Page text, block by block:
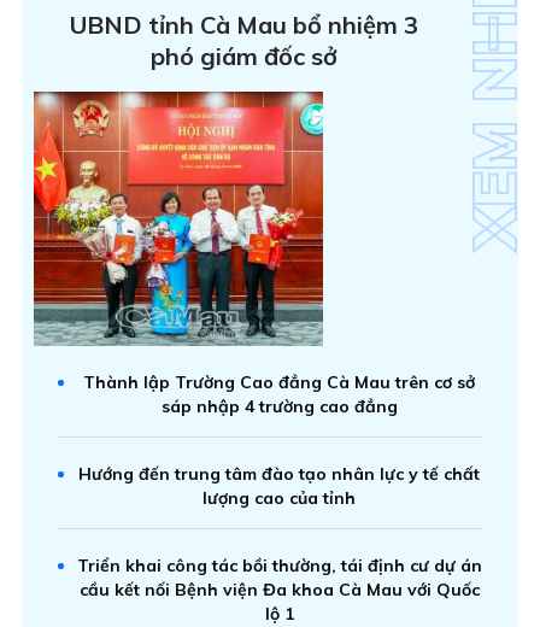
UBND tỉnh Cà Mau bổ nhiệm 3
phó giám đốc sở
Thành lập Trường Cao đẳng Cà Mau trên cơ sở
sáp nhập 4 trường cao đẳng
Hướng đến trung tâm đào tạo nhân lực y tế chất
lượng cao của tỉnh
Triển khai công tác bồi thường, tái định cư dự án
cầu kết nối Bệnh viện Đa khoa Cà Mau với Quốc
lộ 1